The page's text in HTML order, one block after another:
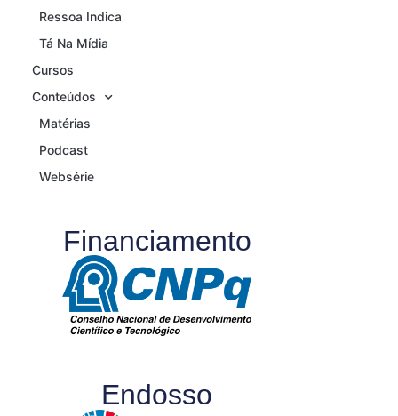
Ressoa Indica
Tá Na Mídia
Cursos
Conteúdos
Matérias
Podcast
Websérie
Financiamento
Endosso